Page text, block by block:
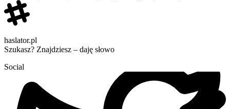
haslator.pl
Szukasz? Znajdziesz – daję słowo
Social